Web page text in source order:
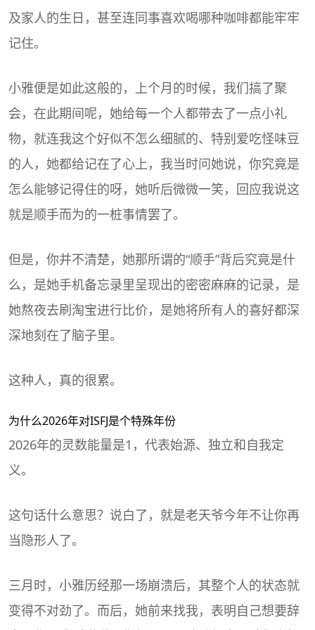
及家人的生日，甚至连同事喜欢喝哪种咖啡都能牢牢
记住。
小雅便是如此这般的，上个月的时候，我们搞了聚
会，在此期间呢，她给每一个人都带去了一点小礼
物，就连我这个好似不怎么细腻的、特别爱吃怪味豆
的人，她都给记在了心上，我当时问她说，你究竟是
怎么能够记得住的呀，她听后微微一笑，回应我说这
就是顺手而为的一桩事情罢了。
但是，你并不清楚，她那所谓的“顺手”背后究竟是什
么，是她手机备忘录里呈现出的密密麻麻的记录，是
她熬夜去刷淘宝进行比价，是她将所有人的喜好都深
深地刻在了脑子里。
这种人，真的很累。
为什么2026年对ISFJ是个特殊年份
2026年的灵数能量是1，代表始源、独立和自我定
义。
这句话什么意思？说白了，就是老天爷今年不让你再
当隐形人了。
三月时，小雅历经那一场崩溃后，其整个人的状态就
变得不对劲了。而后，她前来找我，表明自己想要辞